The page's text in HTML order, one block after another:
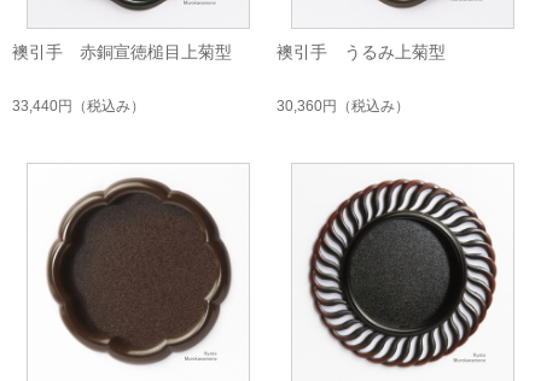
襖引手 赤銅宣徳槌目上菊型
33,440円 （税込み）
襖引手 うるみ上菊型
30,360円 （税込み）